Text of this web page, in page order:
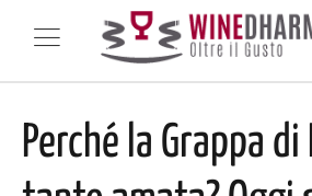
Perché la Grappa